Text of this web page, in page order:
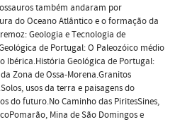
também andaram por
do Oceano Atlântico e o formação da
Geologia e Tecnologia de
de Portugal: O Paleozóico médio
Ibérica.História Geológica de Portugal:
Zona de Ossa-Morena.Granitos
usos da terra e paisagens do
do futuro.No Caminho das PiritesSines,
Mina de São Domingos e